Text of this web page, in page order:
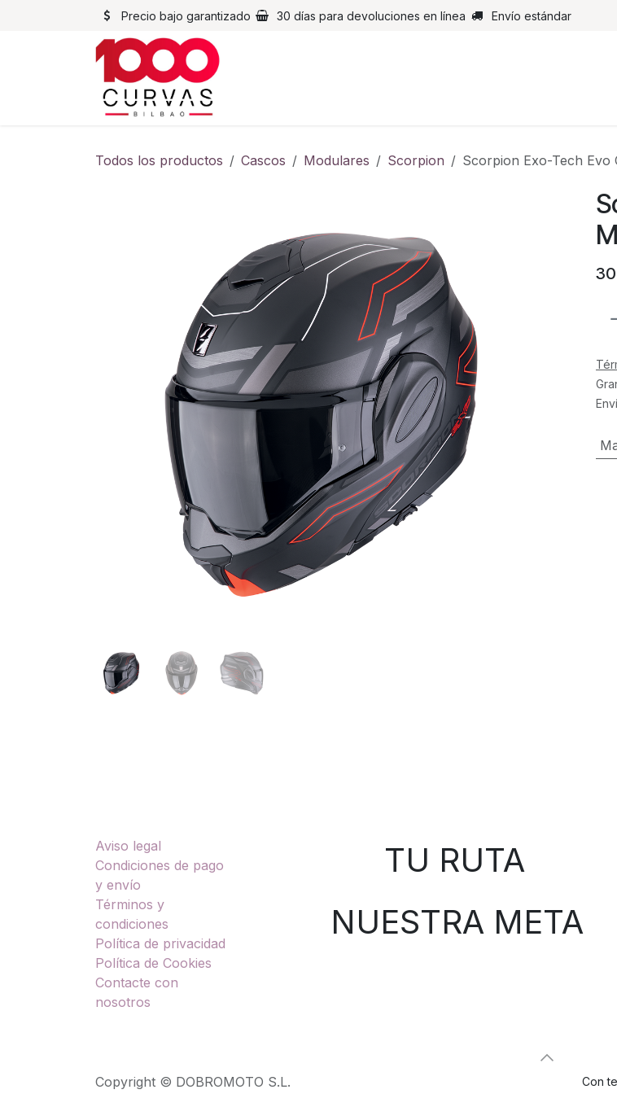
Precio bajo garantizado 30 días para devoluciones en línea Envío estándar
Todos los productos Cascos Modulares Scorpion Scorpion Exo-Tech Evo
Aviso legal
Condiciones de pago
y envío
Términos y
condiciones
Política de privacidad
Política de Cookies
Contacte con
nosotros
TU RUTA
NUESTRA META
Copyright © DOBROMOTO S.L. Con